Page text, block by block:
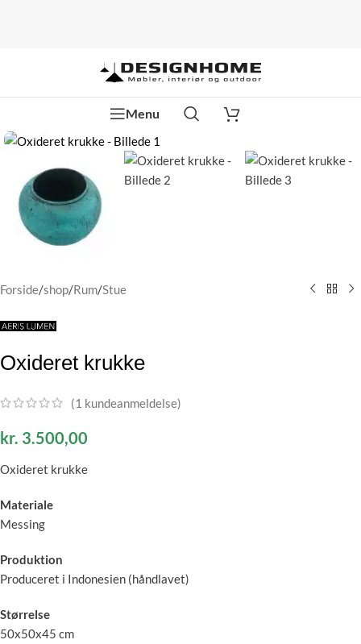
Menu
Klik for at forstørre
Forside/shop/Rum/Stue
Oxideret krukke
(1 kundeanmeldelse)
kr. 3.500,00
Oxideret krukke
Materiale
Messing
Produktion
Produceret i Indonesien (håndlavet)
Størrelse
50x50x45 cm